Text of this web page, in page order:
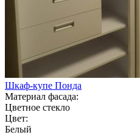
Шкаф-купе Понда
Материал фасада:
Цветное стекло
Цвет:
Белый